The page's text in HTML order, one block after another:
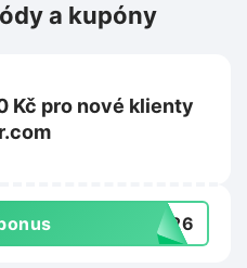
a kupóny
Kč pro nové klienty
2026